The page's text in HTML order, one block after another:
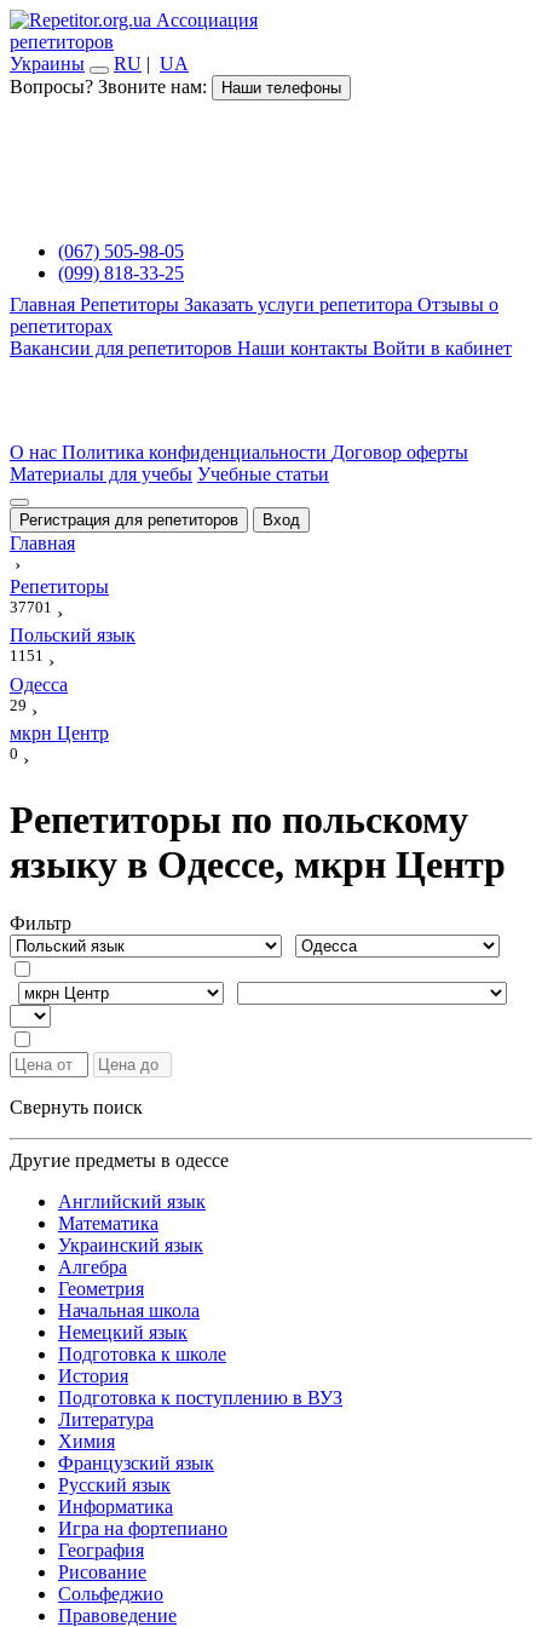
Ассоциация
репетиторов
Украины
RU | UA
Вопросы? Звоните нам:
Наши телефоны
(067) 505-98-05
(099) 818-33-25
Главная Репетиторы Заказать услуги репетитора Отзывы о
репетиторах
Вакансии для репетиторов Наши контакты Войти в кабинет
О нас Политика конфиденциальности Договор оферты
Материалы для учебы Учебные статьи
Регистрация для репетиторов Вход
Главная
›
Репетиторы
37701 ›
Польский язык
1151 ›
Одесса
29 ›
мкрн Центр
0 ›
Репетиторы по польскому
языку в Одессе, мкрн Центр
Фильтр
Свернуть поиск
Другие предметы в одессе
Английский язык
Математика
Украинский язык
Алгебра
Геометрия
Начальная школа
Немецкий язык
Подготовка к школе
История
Подготовка к поступлению в ВУЗ
Литература
Химия
Французский язык
Русский язык
Информатика
Игра на фортепиано
География
Рисование
Сольфеджио
Правоведение